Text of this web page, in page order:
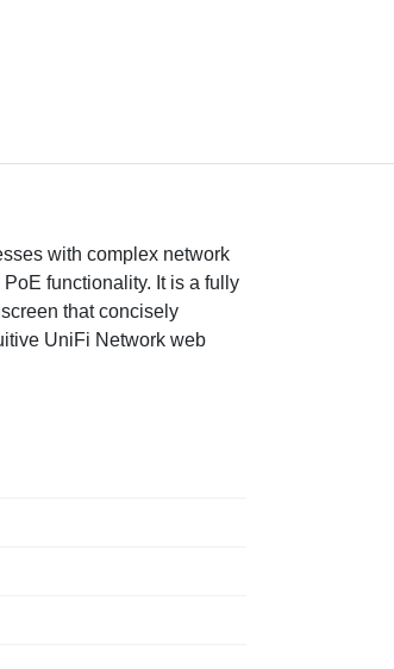
with complex network
functionality. It is a fully
that concisely
UniFi Network web